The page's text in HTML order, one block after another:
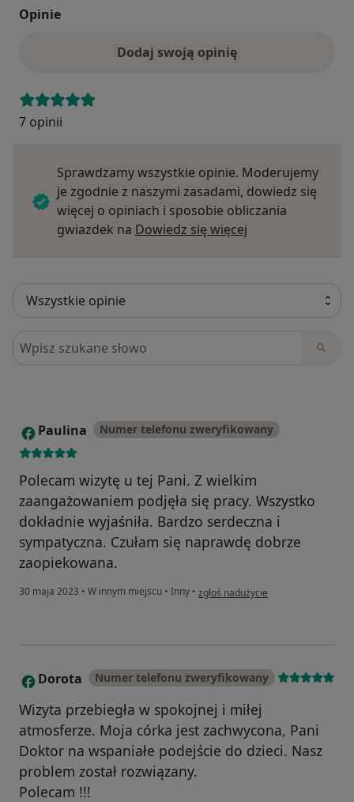
Opinie
Dodaj swoją opinię
7 opinii
Sprawdzamy wszystkie opinie. Moderujemy
je zgodnie z naszymi zasadami, dowiedz się
więcej o opiniach i sposobie obliczania
gwiazdek na Dowiedz się więcej
Szukaj w opiniach
P Paulina Numer telefonu zweryfikowany
Polecam wizytę u tej Pani. Z wielkim
zaangażowaniem podjęła się pracy. Wszystko
dokładnie wyjaśniła. Bardzo serdeczna i
sympatyczna. Czułam się naprawdę dobrze
zaopiekowana.
30 maja 2023 • W innym miejscu • Inny • w opinii użytkownika Paulina
zgłoś nadużycie
D Dorota Numer telefonu zweryfikowany
Wizyta przebiegła w spokojnej i miłej
atmosferze. Moja córka jest zachwycona, Pani
Doktor na wspaniałe podejście do dzieci. Nasz
problem został rozwiązany.
Polecam !!!